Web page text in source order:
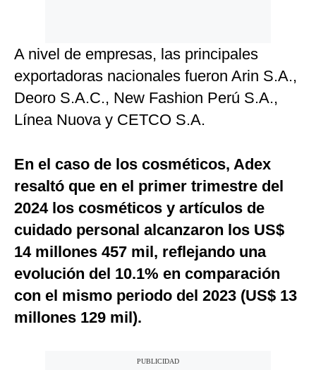
A nivel de empresas, las principales
exportadoras nacionales fueron Arin S.A.,
Deoro S.A.C., New Fashion Perú S.A.,
Línea Nuova y CETCO S.A.
En el caso de los cosméticos, Adex
resaltó que en el primer trimestre del
2024 los cosméticos y artículos de
cuidado personal alcanzaron los US$
14 millones 457 mil, reflejando una
evolución del 10.1% en comparación
con el mismo periodo del 2023 (US$ 13
millones 129 mil).